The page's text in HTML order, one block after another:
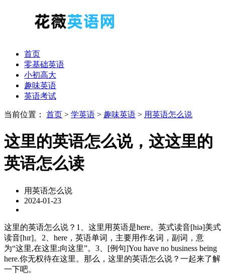
首页
零基础英语
小初高大
趣味英语
英语考试
当前位置： 首页 > 学英语 > 趣味英语 > 用英语怎么说
这里的英语怎么说，这这里的
英语怎么读
用英语怎么说
2024-01-23
这里的英语怎么说？1、这里用英语是here。英式读音[hiə]美式
读音[hɪr]。2、here，英语单词，主要用作名词，副词，意
为“这里,在这里;向这里”。3、[例句]You have no business being
here.你无权待在这里。那么，这里的英语怎么说？一起来了解
一下吧。